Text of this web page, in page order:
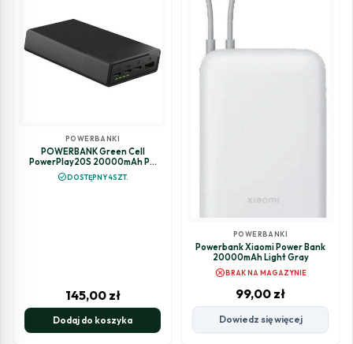
POWERBANKI
POWERBANK Green Cell
PowerPlay20S 20000mAh PD
22,5W QC 3.0 3x USB-C CZARNY
check_circleDOSTĘPNY 4SZT.
145,00 zł
Dodaj do koszyka
POWERBANKI
Powerbank Xiaomi Power Bank
20000mAh Light Gray
cancelBRAK NA MAGAZYNIE
99,00 zł
Dowiedz się więcej